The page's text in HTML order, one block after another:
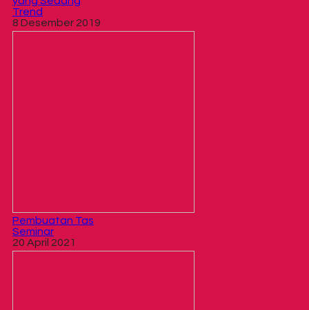
Trend
8 Desember 2019
Pembuatan Tas
Seminar
20 April 2021